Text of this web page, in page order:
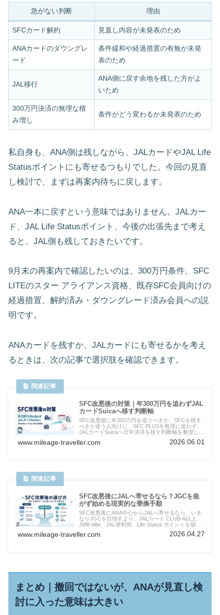
急がない判断 理由
SFCカード解約 見直し内容が未発表のため
ANAカードのダウングレ
ード
条件緩和や経過措置の有無が未発
表のため
JAL移行
ANA側に戻す余地を残した方がよ
いため
300万円決済の無理な積
み増し
条件がどう変わるか未発表のため
私自身も、ANA側は残しながら、JALカードやJAL Life
Statusポイントにも寄せるつもりでした。今回の見直
し検討で、まずは再案内待ちに戻します。
ANA一本に戻すという意味ではありません。JALカー
ド、JAL Life Statusポイント、今後の出張先まで考え
ると、JAL側も残しておきたいです。
9月末の再案内で確認したいのは、300万円条件、SFC
LITEのスター アライアンス資格、既存SFC会員向けの
経過措置、解約済み・ダウングレード済み会員への説
明です。
ANAカードを残すか、JALカードにも寄せるかを考え
るときは、次の記事で選択肢を確認できます。
SFC改悪後の対策｜年300万円を追わずJAL
カードSuicaへ移す判断軸
SFC改悪後に年300万円を追うべきか、SFCを残す
べきか迷う人向けに、SFC PLUSを無理に追わず、
JALカードSuicaへ日常決済を移す判断軸を整理しま
www.mileage-traveller.com 2026.06.01
SFC改悪後にJALへ寄せるなら？JGCを急
がず始める現実的な乗換手順
SFC改悪後にANA中心からJALへ寄せるなら、いき
なりJGCを目指すより、JALカード CLUB-A以上、
JMB elite、JAL便利用、Life Status ポイントを順番
に確認するのが現実的です。SFC PLUS維持にこだ
わらない人向けに、JAL側へ移る手順を整理しま
www.mileage-traveller.com 2026.04.27
まとめ｜撤回ではないが、ANAが見直し検
討に入った意味は大きい